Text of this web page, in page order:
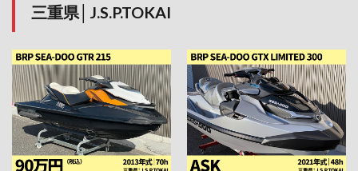
三重県│J.S.P.TOKAI